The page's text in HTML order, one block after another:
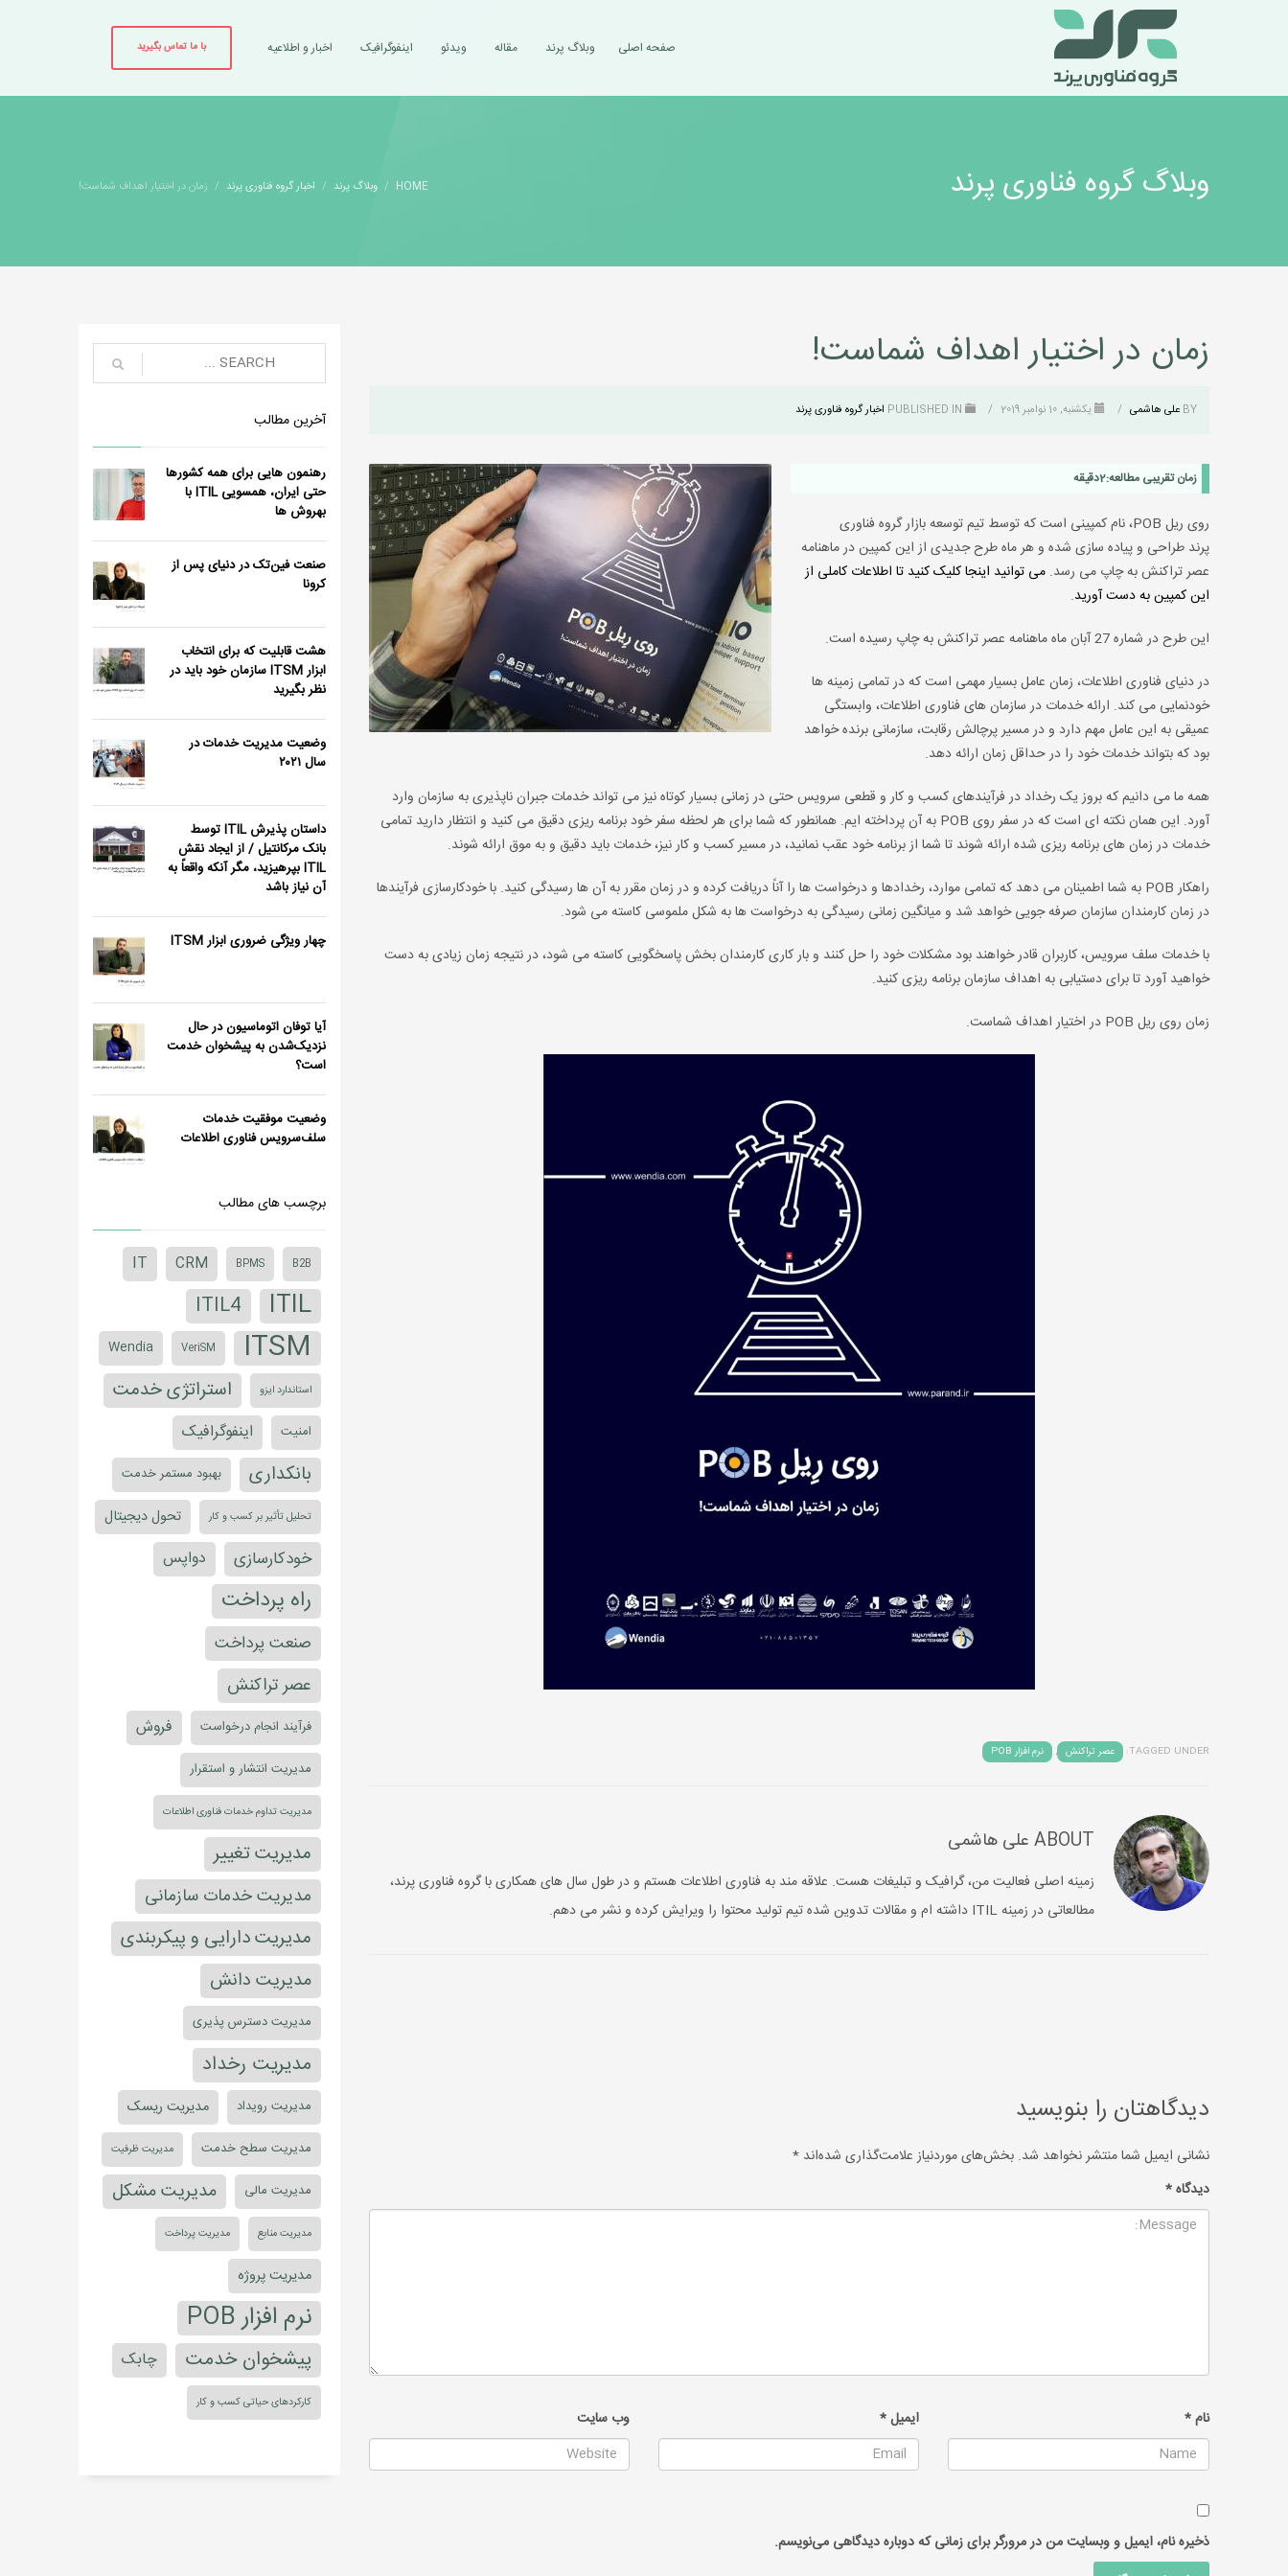
صفحه اصلی وبلاگ پرند مقاله ویدئو اینفوگرافیک اخبار و اطلاعیه با ما تماس بگیرید
HOME وبلاگ پرند اخبار گروه فناوری پرند زمان در اختیار اهداف شماست! وبلاگ گروه فناوری پرند
زمان در اختیار اهداف شماست!
BY علی هاشمی / یکشنبه, 10 نوامبر 2019 / اخبار گروه فناوری پرند
زمان تقریبی مطالعه:2دقیقه
روی ریل POB، نام کمپینی است که توسط تیم توسعه بازار گروه فناوری
پرند طراحی و پیاده سازی شده و هر ماه طرح جدیدی از این کمپین در ماهنامه
عصر تراکنش به چاپ می رسد.می توانید اینجا کلیک کنید تا اطلاعات کاملی از
این کمپین به دست آورید.
این طرح در شماره 27 آبان ماه ماهنامه عصر تراکنش به چاپ رسیده است.
در دنیای فناوری اطلاعات، زمان عامل بسیار مهمی است که در تمامی زمینه ها
خودنمایی می کند. ارائه خدمات در سازمان های فناوری اطلاعات، وابستگی
عمیقی به این عامل مهم دارد و در مسیر پرچالش رقابت، سازمانی برنده خواهد
بود که بتواند خدمات خود را در حداقل زمان ارائه دهد.
همه ما می دانیم که بروز یک رخداد در فرآیندهای کسب و کار و قطعی سرویس حتی در زمانی بسیار کوتاه نیز می تواند خدمات جبران ناپذیری به سازمان وارد
آورد. این همان نکته ای است که در سفر روی POB به آن پرداخته ایم. همانطور که شما برای هر لحظه سفر خود برنامه ریزی دقیق می کنید و انتظار دارید تمامی
خدمات در زمان های برنامه ریزی شده ارائه شوند تا شما از برنامه خود عقب نمانید، در مسیر کسب و کار نیز، خدمات باید دقیق و به موق ارائه شوند.
راهکار POB به شما اطمینان می دهد که تمامی موارد، رخدادها و درخواست ها را آناً دریافت کرده و در زمان مقرر به آن ها رسیدگی کنید. با خودکارسازی فرآیندها
در زمان کارمندان سازمان صرفه جویی خواهد شد و میانگین زمانی رسیدگی به درخواست ها به شکل ملموسی کاسته می شود.
با خدمات سلف سرویس، کاربران قادر خواهند بود مشکلات خود را حل کنند و بار کاری کارمندان بخش پاسخگویی کاسته می شود، در نتیجه زمان زیادی به دست
خواهید آورد تا برای دستیابی به اهداف سازمان برنامه ریزی کنید.
زمان روی ریل POB در اختیار اهداف شماست.
TAGGED UNDER: عصر تراکنش , نرم افزار POB
ABOUT علی هاشمی
زمینه اصلی فعالیت من، گرافیک و تبلیغات هست. علاقه مند به فناوری اطلاعات هستم و در طول سال های همکاری با گروه فناوری پرند،
مطالعاتی در زمینه ITIL داشته ام و مقالات تدوین شده تیم تولید محتوا را ویرایش کرده و نشر می دهم.
دیدگاهتان را بنویسید
نشانی ایمیل شما منتشر نخواهد شد. بخش‌های موردنیاز علامت‌گذاری شده‌اند*
دیدگاه*
نام* ایمیل* وب‌ سایت
ذخیره نام، ایمیل و وبسایت من در مرورگر برای زمانی که دوباره دیدگاهی می‌نویسم.
آخرین مطالب
رهنمون هایی برای همه کشورها
حتی ایران، همسویی ITIL با
بهروش ها
صنعت فین‌تک در دنیای پس از
کرونا
هشت قابلیت که برای انتخاب
ابزار ITSM سازمان خود باید در
نظر بگیرید
وضعیت مدیریت خدمات در
سال ٢٠٢١
داستان پذیرش ITIL توسط
بانک مرکانتیل / از ایجاد نقش
ITIL بپرهیزید، مگر آنکه واقعاً به
آن نیاز باشد
چهار ویژگی ضروری ابزار ITSM
آیا توفان اتوماسیون در حال
نزدیک‌شدن به پیشخوان خدمت
است؟
وضعیت موفقیت خدمات
سلف‌سرویس فناوری اطلاعات
برچسب های مطالب
B2B
BPMS
CRM
IT
ITIL
ITIL4
ITSM
VeriSM
Wendia
استاندارد ایزو استراتژی خدمت
امنیت اینفوگرافیک
بانکداری بهبود مستمر خدمت
تحلیل تأثیر بر کسب و کار تحول دیجیتال
خودکارسازی دواپس
راه پرداخت
صنعت پرداخت
عصر تراکنش
فرآیند انجام درخواست فروش
مدیریت انتشار و استقرار
مدیریت تداوم خدمات فناوری اطلاعات
مدیریت تغییر
مدیریت خدمات سازمانی
مدیریت دارایی و پیکربندی
مدیریت دانش
مدیریت دسترس پذیری
مدیریت رخداد
مدیریت رویداد مدیریت ریسک
مدیریت سطح خدمت مدیریت ظرفیت
مدیریت مالی مدیریت مشکل
مدیریت منابع مدیریت پرداخت
مدیریت پروژه
نرم افزار POB
پیشخوان خدمت چابک
کارکردهای حیاتی کسب و کار